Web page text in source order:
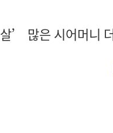
많은 시어머니